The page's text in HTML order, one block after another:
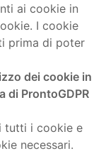
ai cookie in
I cookie
prima di poter
dei cookie in
di ProntoGDPR
tutti i cookie e
necessari.